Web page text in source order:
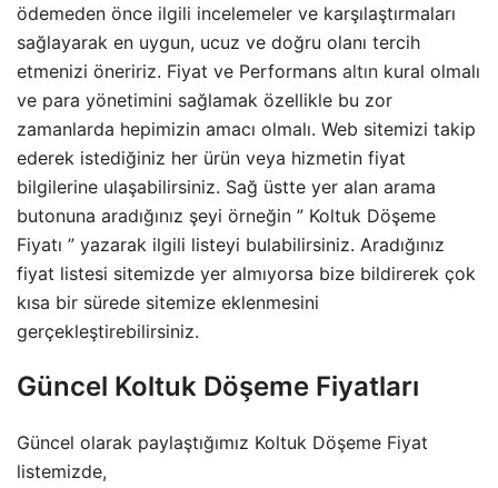
ödemeden önce ilgili incelemeler ve karşılaştırmaları
sağlayarak en uygun, ucuz ve doğru olanı tercih
etmenizi öneririz. Fiyat ve Performans altın kural olmalı
ve para yönetimini sağlamak özellikle bu zor
zamanlarda hepimizin amacı olmalı. Web sitemizi takip
ederek istediğiniz her ürün veya hizmetin fiyat
bilgilerine ulaşabilirsiniz. Sağ üstte yer alan arama
butonuna aradığınız şeyi örneğin ” Koltuk Döşeme
Fiyatı ” yazarak ilgili listeyi bulabilirsiniz. Aradığınız
fiyat listesi sitemizde yer almıyorsa bize bildirerek çok
kısa bir sürede sitemize eklenmesini
gerçekleştirebilirsiniz.
Güncel Koltuk Döşeme Fiyatları
Güncel olarak paylaştığımız Koltuk Döşeme Fiyat
listemizde,